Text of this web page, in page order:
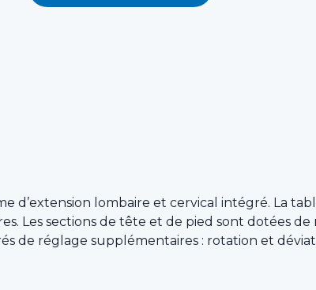
lombaire et cervical intégré. La
Les sections de tête et de pied sont dotées de
de réglage supplémentaires : rotation et